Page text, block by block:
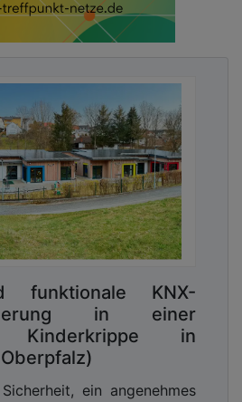
funktionale KNX-
in einer
Kinderkrippe in
ein angenehmes